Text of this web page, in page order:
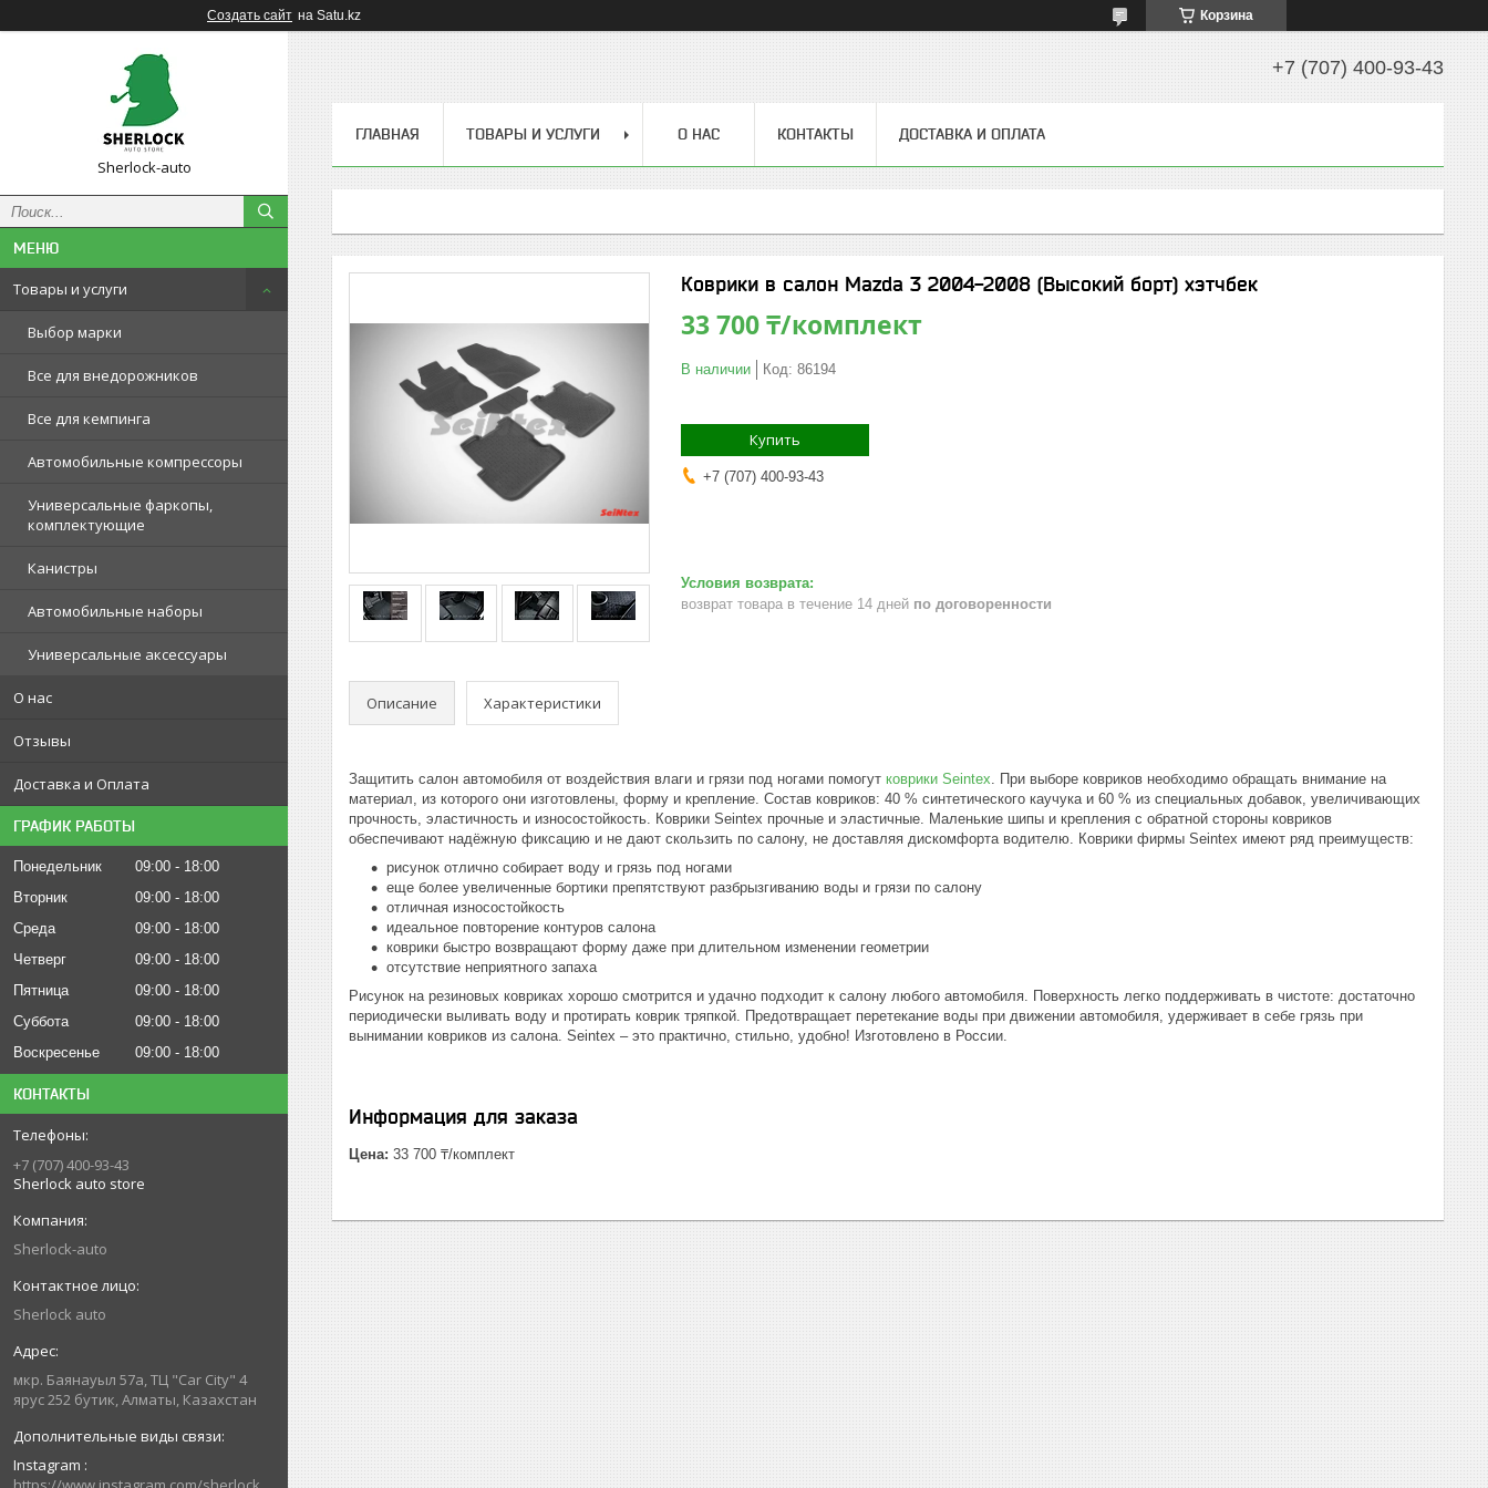
Создать сайт на Satu.kz Корзина
Sherlock-auto
Товары и услуги
Выбор марки
Все для внедорожников
Все для кемпинга
Автомобильные компрессоры
Универсальные фаркопы,
комплектующие
Канистры
Автомобильные наборы
Универсальные аксессуары
О нас
Отзывы
Доставка и Оплата
ГРАФИК РАБОТЫ
Понедельник 09:00
18:00
Вторник
09:00
18:00
Среда
09:00
18:00
Четверг
09:00
18:00
Пятница
09:00
18:00
Суббота
09:00
18:00
Воскресенье
09:00 18:00
КОНТАКТЫ
+7 (707) 400-93-43
Sherlock auto store
Sherlock-auto
Sherlock auto
мкр. Баянауыл 57а, ТЦ "Car Сity" 4
ярус 252 бутик, Алматы, Казахстан
Instagram
+7 (707) 400-93-43
ГЛАВНАЯ ТОВАРЫ И УСЛУГИ О НАС КОНТАКТЫ ДОСТАВКА И ОПЛАТА
Коврики в салон Mazda 3 2004-2008 (Высокий борт) хэтчбек
33 700 ₸/комплект
В наличии Код: 86194
Купить
+7 (707) 400-93-43
возврат товара в течение 14 дней по договоренности
Описание Характеристики
Защитить салон автомобиля от воздействия влаги и грязи под ногами помогут коврики Seintex. При выборе ковриков необходимо обращать внимание на
материал, из которого они изготовлены, форму и крепление. Состав ковриков: 40 % синтетического каучука и 60 % из специальных добавок, увеличивающих
прочность, эластичность и износостойкость. Коврики Seintex прочные и эластичные. Маленькие шипы и крепления с обратной стороны ковриков
обеспечивают надёжную фиксацию и не дают скользить по салону, не доставляя дискомфорта водителю. Коврики фирмы Seintex имеют ряд преимуществ:
рисунок отлично собирает воду и грязь под ногами
еще более увеличенные бортики препятствуют разбрызгиванию воды и грязи по салону
отличная износостойкость
идеальное повторение контуров салона
коврики быстро возвращают форму даже при длительном изменении геометрии
отсутствие неприятного запаха
Рисунок на резиновых ковриках хорошо смотрится и удачно подходит к салону любого автомобиля. Поверхность легко поддерживать в чистоте: достаточно
периодически выливать воду и протирать коврик тряпкой. Предотвращает перетекание воды при движении автомобиля, удерживает в себе грязь при
вынимании ковриков из салона. Seintex – это практично, стильно, удобно! Изготовлено в России.
Информация для заказа
Цена: 33 700 ₸/комплект